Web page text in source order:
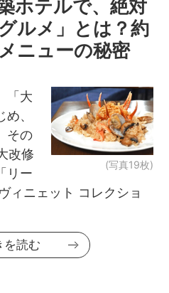
ホテルで、絶対
ルメ」とは？約
ニューの秘密
(写真19枚)
「大
、
その
改修
リー
ィニェット コレクショ
を読む